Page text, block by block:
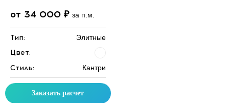
от 34 000 ₽ за п.м.
Тип: Элитные
Цвет:
Стиль:
Кантри
Заказать расчет